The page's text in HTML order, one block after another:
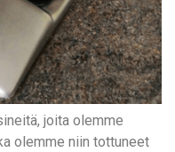
joita olemme
olemme niin tottuneet